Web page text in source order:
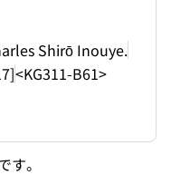
Shirō Inouye.
<KG311-B61>
す。